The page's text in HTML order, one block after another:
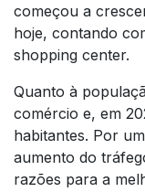
começou a
hoje, contando
shopping center.
Quanto à
comércio e, em
habitantes. Por
aumento do
razões para a